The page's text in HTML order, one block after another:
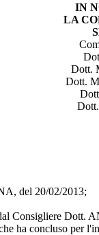
IN
LA
Dott.
Dott.
del 20/02/2013;
Consigliere Dott.
ha concluso per